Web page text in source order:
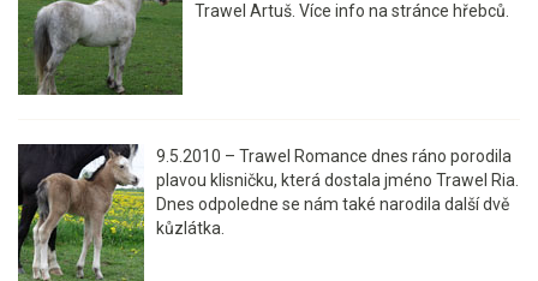
Trawel Artuš. Více info na stránce hřebců.
9.5.2010 – Trawel Romance dnes ráno porodila
plavou klisničku, která dostala jméno Trawel Ria.
Dnes odpoledne se nám také narodila další dvě
kůzlátka.